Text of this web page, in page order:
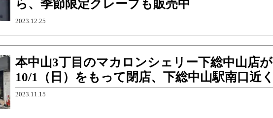
ら、季節限定クレープも販売中
2023.12.25
本中山3丁目のマカロンシェリー下総中山店が
10/1（日）をもって閉店、下総中山駅南口近く
2023.11.15